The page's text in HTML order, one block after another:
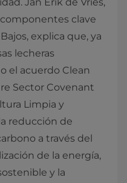
clave
explica que, ya
lecheras
el acuerdo Clean
Sector Covenant
Limpia y
reducción de
a través del
de la energía,
y la